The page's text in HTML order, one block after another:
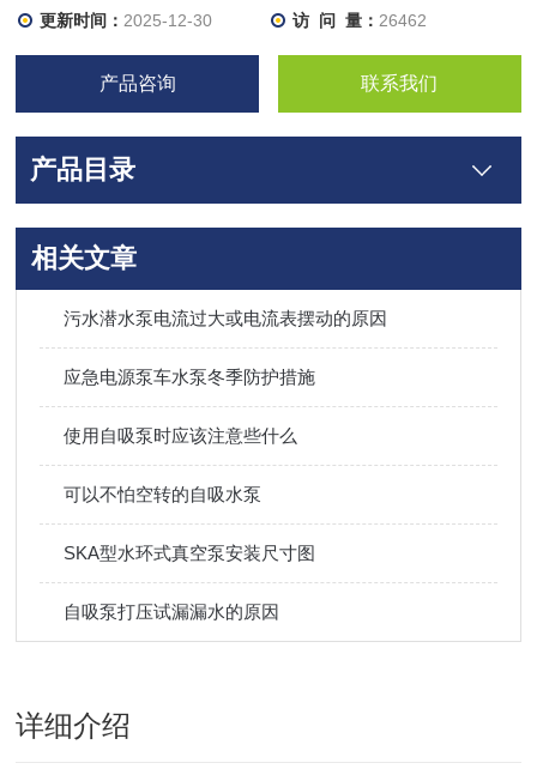
更新时间： 2025-12-30 访 问 量： 26462
产品咨询 联系我们
产品目录
相关文章
污水潜水泵电流过大或电流表摆动的原因
应急电源泵车水泵冬季防护措施
使用自吸泵时应该注意些什么
可以不怕空转的自吸水泵
SKA型水环式真空泵安装尺寸图
自吸泵打压试漏漏水的原因
详细介绍